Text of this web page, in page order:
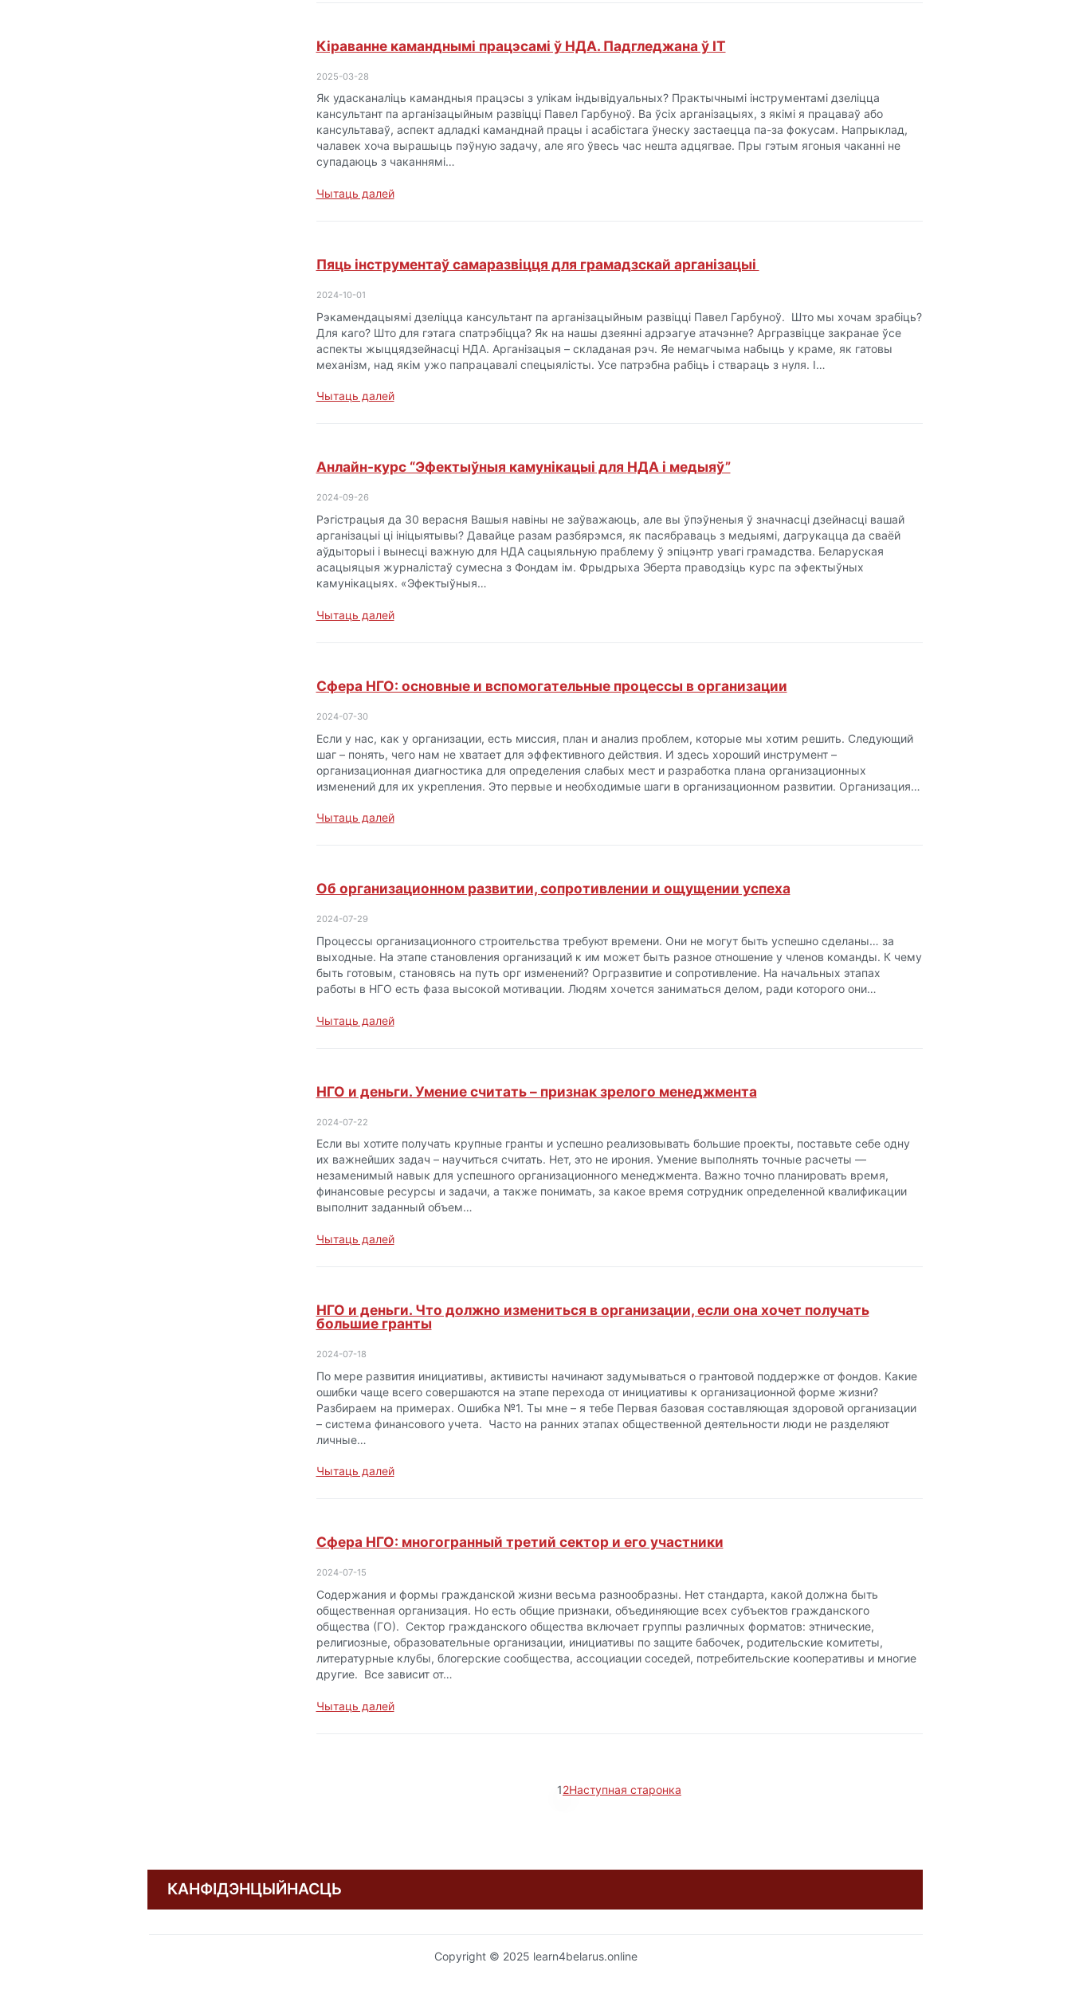
Кіраванне каманднымі працэсамі ў НДА. Падгледжана ў IT
2025-03-28
Як удасканаліць камандныя працэсы з улікам індывідуальных? Практычнымі інструментамі дзеліцца
кансультант па арганізацыйным развіцці Павел Гарбуноў. Ва ўсіх арганізацыях, з якімі я працаваў або
кансультаваў, аспект адладкі каманднай працы і асабістага ўнеску застаецца па-за фокусам. Напрыклад,
чалавек хоча вырашыць пэўную задачу, але яго ўвесь час нешта адцягвае. Пры гэтым ягоныя чаканні не
супадаюць з чаканнямі…
Чытаць далей
Пяць інструментаў самаразвіцця для грамадзскай арганізацыі
2024-10-01
Рэкамендацыямі дзеліцца кансультант па арганізацыйным развіцці Павел Гарбуноў. Што мы хочам зрабіць?
Для каго? Што для гэтага спатрэбіцца? Як на нашы дзеянні адрэагуе атачэнне? Аргразвіцце закранае ўсе
аспекты жыццядзейнасці НДА. Арганізацыя – складаная рэч. Яе немагчыма набыць у краме, як гатовы
механізм, над якім ужо папрацавалі спецыялісты. Усе патрэбна рабіць і ствараць з нуля. І…
Чытаць далей
Анлайн-курс “Эфектыўныя камунікацыі для НДА і медыяў”
2024-09-26
Рэгістрацыя да 30 верасня Вашыя навіны не заўважаюць, але вы ўпэўненыя ў значнасці дзейнасці вашай
арганізацыі ці ініцыятывы? Давайце разам разбярэмся, як пасябраваць з медыямі, дагрукацца да сваёй
аўдыторыі і вынесці важную для НДА сацыяльную праблему ў эпіцэнтр увагі грамадства. Беларуская
асацыяцыя журналістаў сумесна з Фондам ім. Фрыдрыха Эберта праводзіць курс па эфектыўных
камунікацыях. «Эфектыўныя…
Чытаць далей
Сфера НГО: основные и вспомогательные процессы в организации
2024-07-30
Если у нас, как у организации, есть миссия, план и анализ проблем, которые мы хотим решить. Следующий
шаг – понять, чего нам не хватает для эффективного действия. И здесь хороший инструмент –
организационная диагностика для определения слабых мест и разработка плана организационных
изменений для их укрепления. Это первые и необходимые шаги в организационном развитии. Организация…
Чытаць далей
Об организационном развитии, сопротивлении и ощущении успеха
2024-07-29
Процессы организационного строительства требуют времени. Они не могут быть успешно сделаны… за
выходные. На этапе становления организаций к им может быть разное отношение у членов команды. К чему
быть готовым, становясь на путь орг изменений? Оргразвитие и сопротивление. На начальных этапах
работы в НГО есть фаза высокой мотивации. Людям хочется заниматься делом, ради которого они…
Чытаць далей
НГО и деньги. Умение считать – признак зрелого менеджмента
2024-07-22
Если вы хотите получать крупные гранты и успешно реализовывать большие проекты, поставьте себе одну
их важнейших задач – научиться считать. Нет, это не ирония. Умение выполнять точные расчеты —
незаменимый навык для успешного организационного менеджмента. Важно точно планировать время,
финансовые ресурсы и задачи, а также понимать, за какое время сотрудник определенной квалификации
выполнит заданный объем…
Чытаць далей
НГО и деньги. Что должно измениться в организации, если она хочет получать
большие гранты
2024-07-18
По мере развития инициативы, активисты начинают задумываться о грантовой поддержке от фондов. Какие
ошибки чаще всего совершаются на этапе перехода от инициативы к организационной форме жизни?
Разбираем на примерах. Ошибка №1. Ты мне – я тебе Первая базовая составляющая здоровой организации
– система финансового учета. Часто на ранних этапах общественной деятельности люди не разделяют
личные…
Чытаць далей
Сфера НГО: многогранный третий сектор и его участники
2024-07-15
Содержания и формы гражданской жизни весьма разнообразны. Нет стандарта, какой должна быть
общественная организация. Но есть общие признаки, объединяющие всех субъектов гражданского
общества (ГО). Сектор гражданского общества включает группы различных форматов: этнические,
религиозные, образовательные организации, инициативы по защите бабочек, родительские комитеты,
литературные клубы, блогерские сообщества, ассоциации соседей, потребительские кооперативы и многие
другие. Все зависит от…
Чытаць далей
12Наступная старонка
КАНФІДЭНЦЫЙНАСЦЬ
Copyright © 2025 learn4belarus.online